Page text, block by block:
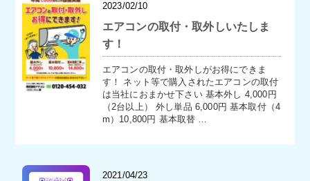
2023/02/10
エアコンの取付・取外しいたしま
す！
エアコンの取付・取外しがお得にできま
す！ ネット等で購入されたエアコンの取付
は当社におまかせ下さい 基本外し 4,000円
（2台以上） 外し単品 6,000円 基本取付（4
m）10,800円 基本取替 …
2021/04/23